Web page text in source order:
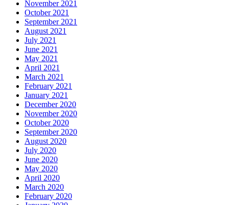
November 2021
October 2021
September 2021
August 2021
July 2021
June 2021
May 2021
April 2021
March 2021
February 2021
January 2021
December 2020
November 2020
October 2020
September 2020
August 2020
July 2020
June 2020
May 2020
April 2020
March 2020
February 2020